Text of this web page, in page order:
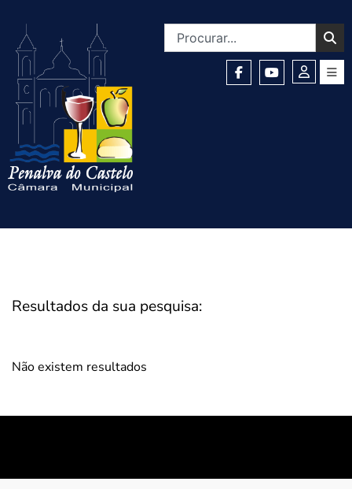
Resultados da sua pesquisa:
Não existem resultados